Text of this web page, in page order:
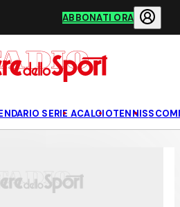
ABBONATI ORA
SERIE ACALCIOTENNIS